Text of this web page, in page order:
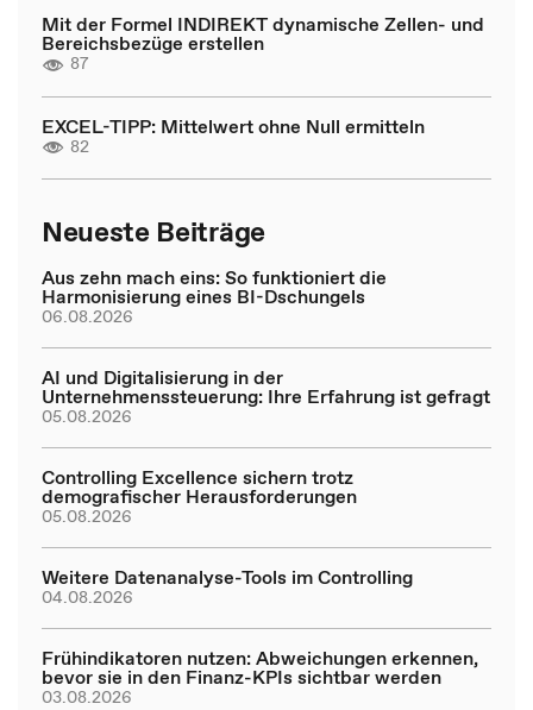
Mit der Formel INDIREKT dynamische Zellen- und
Bereichsbezüge erstellen
87
EXCEL-TIPP: Mittelwert ohne Null ermitteln
82
Neueste Beiträge
Aus zehn mach eins: So funktioniert die
Harmonisierung eines BI-Dschungels
06.08.2026
AI und Digitalisierung in der
Unternehmenssteuerung: Ihre Erfahrung ist gefragt
05.08.2026
Controlling Excellence sichern trotz
demografischer Herausforderungen
05.08.2026
Weitere Datenanalyse-Tools im Controlling
04.08.2026
Frühindikatoren nutzen: Abweichungen erkennen,
bevor sie in den Finanz-KPIs sichtbar werden
03.08.2026